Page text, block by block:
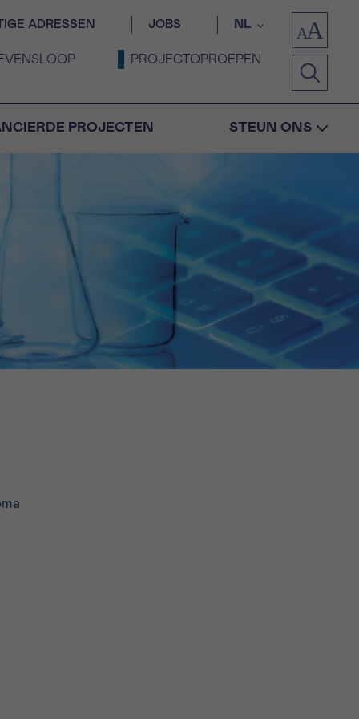
ADRESSEN JOBS NL
PROJECTOPROEPEN
PROJECTEN STEUN ONS
16h-18h